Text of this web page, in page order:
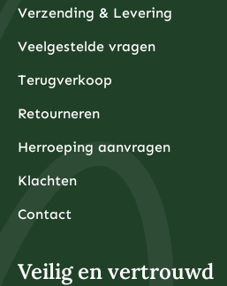
Verzending & Levering
Veelgestelde vragen
Terugverkoop
Retourneren
Herroeping aanvragen
Klachten
Contact
Veilig en vertrouwd